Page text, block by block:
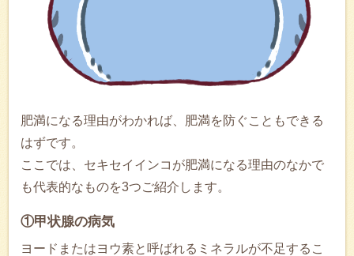
肥満になる理由がわかれば、肥満を防ぐこともできる
はずです。
ここでは、セキセイインコが肥満になる理由のなかで
も代表的なものを3つご紹介します。
①甲状腺の病気
ヨードまたはヨウ素と呼ばれるミネラルが不足するこ